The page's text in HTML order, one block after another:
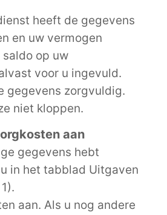
heeft de gegevens
en uw vermogen
op uw
voor u ingevuld.
gegevens zorgvuldig.
niet kloppen.
aan
gegevens hebt
in het tabblad Uitgaven
aan. Als u nog andere